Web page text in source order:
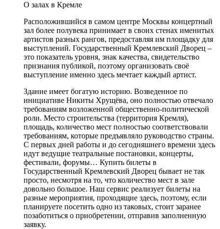
О залах в Кремле
Расположившийся в самом центре Москвы концертный
зал более полувека принимает в своих стенах именитых
артистов разных рангов, предоставляя им площадку для
выступлений. Государственный Кремлевский Дворец –
это показатель уровня, знак качества, свидетельство
признания публикой, поэтому организовать своё
выступление именно здесь мечтает каждый артист.
Здание имеет богатую историю. Возведенное по
инициативе Никиты Хрущёва, оно полностью отвечало
требованиям возложенной общественно-политической
роли. Место строительства (территория Кремля),
площадь, количество мест полностью соответствовали
требованиям, которые предъявляло руководство страны.
С первых дней работы и до сегодняшнего времени здесь
идут ведущие театральные постановки, концерты,
фестивали, форумы… Купить билеты в
Государственный Кремлевский Дворец бывает не так
просто, несмотря на то, что количество мест в зале
довольно большое. Наш сервис реализует билеты на
разные мероприятия, проходящие здесь, поэтому, если
планируете посетить одно из таковых, стоит заранее
позаботиться о приобретении, отправив заполненную
заявку.